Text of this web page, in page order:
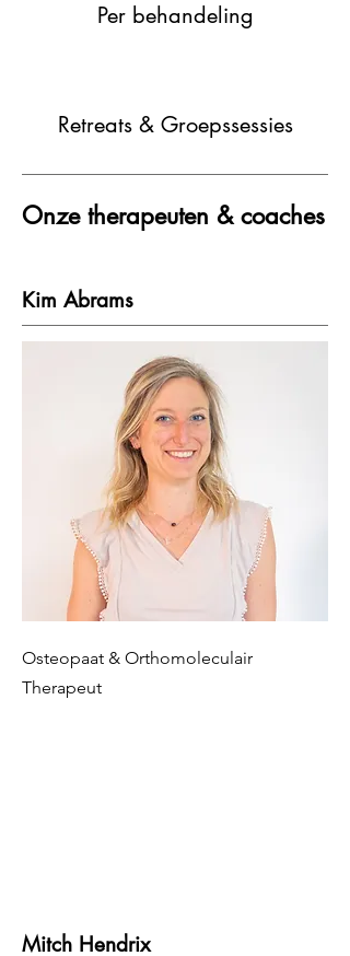
Per behandeling
Retreats & Groepssessies
Onze therapeuten & coaches
Kim Abrams
Osteopaat & Orthomoleculair
Therapeut
Mitch Hendrix